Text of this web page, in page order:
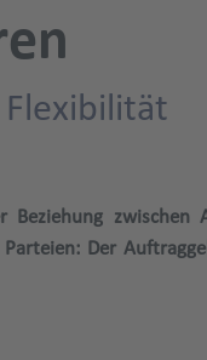
Beziehung
Der